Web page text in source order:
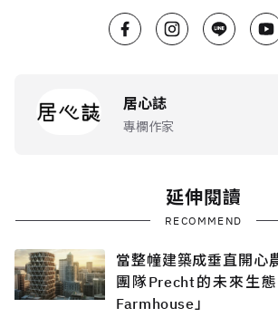
居心誌
專欄作家
延伸閱讀
RECOMMEND
當整幢建築成垂直開心
團隊Precht的未來生
Farmhouse」